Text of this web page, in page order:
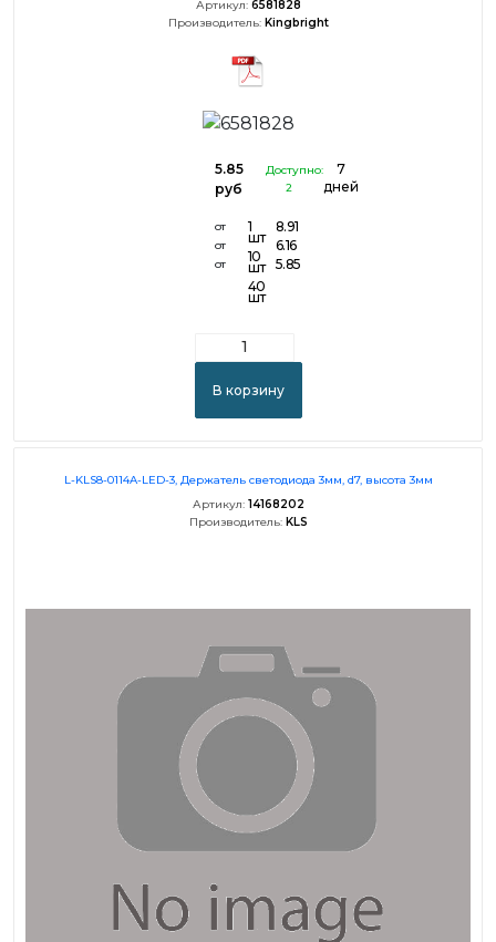
Артикул: 6581828
Производитель: Kingbright
5.85
руб
Доступно:
2
7
дней
от
от
от
1
шт
10
шт
40
шт
8.91
6.16
5.85
В корзину
L-KLS8-0114A-LED-3, Держатель светодиода 3мм, d7, высота 3мм
Артикул: 14168202
Производитель: KLS